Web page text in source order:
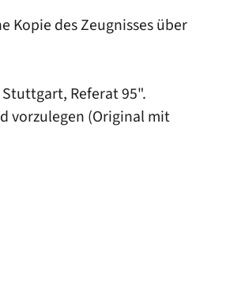
des Zeugnisses über
Referat 95".
vorzulegen (Original mit